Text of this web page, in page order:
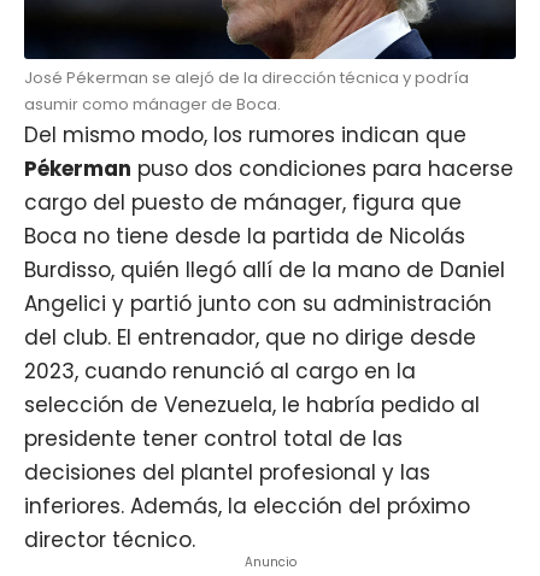
José Pékerman se alejó de la dirección técnica y podría
asumir como mánager de Boca.
Del mismo modo, los rumores indican que
Pékerman puso dos condiciones para hacerse
cargo del puesto de mánager, figura que
Boca no tiene desde la partida de Nicolás
Burdisso, quién llegó allí de la mano de Daniel
Angelici y partió junto con su administración
del club. El entrenador, que no dirige desde
2023, cuando renunció al cargo en la
selección de Venezuela, le habría pedido al
presidente tener control total de las
decisiones del plantel profesional y las
inferiores. Además, la elección del próximo
director técnico.
Anuncio